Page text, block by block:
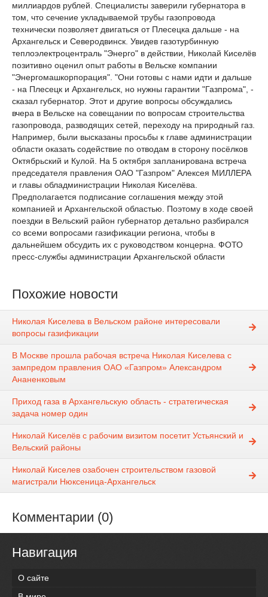
миллиардов рублей. Специалисты заверили губернатора в
том, что сечение укладываемой трубы газопровода
технически позволяет двигаться от Плесецка дальше - на
Архангельск и Северодвинск. Увидев газотурбинную
теплоэлектроцентраль "Энерго" в действии, Николай Киселёв
позитивно оценил опыт работы в Вельске компании
"Энергомашкорпорация". "Они готовы с нами идти и дальше
- на Плесецк и Архангельск, но нужны гарантии "Газпрома", -
сказал губернатор. Этот и другие вопросы обсуждались
вчера в Вельске на совещании по вопросам строительства
газопровода, разводящих сетей, переходу на природный газ.
Например, были высказаны просьбы к главе администрации
области оказать содействие по отводам в сторону посёлков
Октябрьский и Кулой. На 5 октября запланирована встреча
председателя правления ОАО "Газпром" Алексея МИЛЛЕРА
и главы обладминистрации Николая Киселёва.
Предполагается подписание соглашения между этой
компанией и Архангельской областью. Поэтому в ходе своей
поездки в Вельский район губернатор детально разбирался
со всеми вопросами газификации региона, чтобы в
дальнейшем обсудить их с руководством концерна. ФОТО
пресс-службы администрации Архангельской области
Похожие новости
Николая Киселева в Вельском районе интересовали
вопросы газификации
В Москве прошла рабочая встреча Николая Киселева с
зампредом правления ОАО «Газпром» Александром
Ананенковым
Приход газа в Архангельскую область - стратегическая
задача номер один
Николай Киселёв с рабочим визитом посетит Устьянский и
Вельский районы
Николай Киселев озабочен строительством газовой
магистрали Нюксеница-Архангельск
Комментарии (0)
Навигация
О сайте